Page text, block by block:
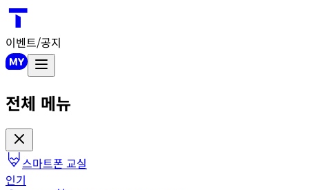
이벤트/공지
전체 메뉴
스마트폰 교실
인기